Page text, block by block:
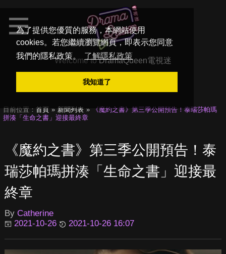
為了提供您優質的服務，本網站使用
cookies。若您繼續瀏覽網頁，即表示您同意
我們的隱私政策。
了解隱私政策
我知道了
Welcome toDramaQueen電視迷
目前位置： 首頁 新聞列表
《魔約之書》第三季公開預告！泰瑞莎帕瑪
拼湊「生命之書」迎接最終章
《魔約之書》第三季公開預告！泰
瑞莎帕瑪拼湊「生命之書」迎接最
終章
By Catherine
2021-10-26
2021-10-26 16:07